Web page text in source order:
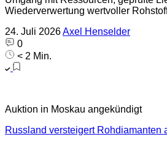
Wiederverwertung wertvoller
24. Juli 2026Axel Henselder
0
< 2 Min.
Auktion in Moskau angekündigt
Russland versteigert Rohdiamanten